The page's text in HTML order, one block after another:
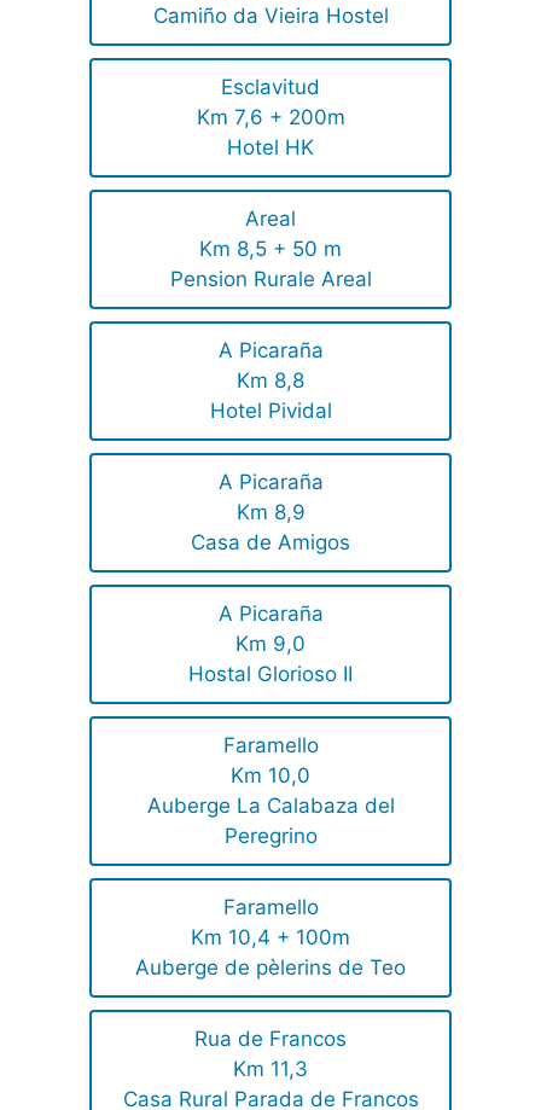
Camiño da Vieira Hostel
Esclavitud
Km 7,6 + 200m
Hotel HK
Areal
Km 8,5 + 50 m
Pension Rurale Areal
A Picaraña
Km 8,8
Hotel Pividal
A Picaraña
Km 8,9
Casa de Amigos
A Picaraña
Km 9,0
Hostal Glorioso II
Faramello
Km 10,0
Auberge La Calabaza del
Peregrino
Faramello
Km 10,4 + 100m
Auberge de pèlerins de Teo
Rua de Francos
Km 11,3
Casa Rural Parada de Francos